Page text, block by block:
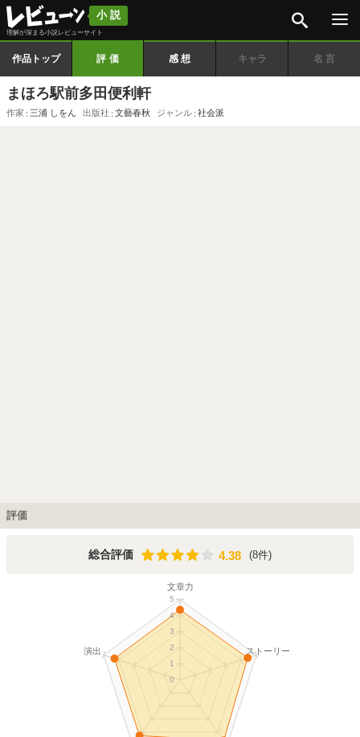
小説
理解が深まる小説レビューサイト
作品トップ 評価 感想 キャラ 名言
まほろ駅前多田便利軒
作家 三浦 しをん 出版社 文藝春秋 ジャンル 社会派
評価
総合評価 4.38
4.38 (8件)
文章力
ストーリー
演出
0
1
2
3
4
5